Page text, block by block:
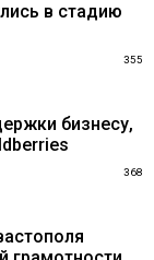
в стадию
355
бизнесу,
368